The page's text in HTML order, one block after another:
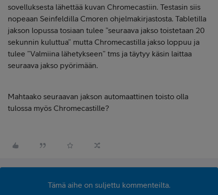
sovelluksesta lähettää kuvan Chromecastiin. Testasin siis
nopeaan Seinfeldilla Cmoren ohjelmakirjastosta. Tabletilla
jakson lopussa tosiaan tulee ”seuraava jakso toistetaan 20
sekunnin kuluttua” mutta Chromecastilla jakso loppuu ja
tulee ”Valmiina lähetykseen” tms ja täytyy käsin laittaa
seuraava jakso pyörimään.
Mahtaako seuraavan jakson automaattinen toisto olla
tulossa myös Chromecastille?
Tämä aihe on suljettu kommenteilta.